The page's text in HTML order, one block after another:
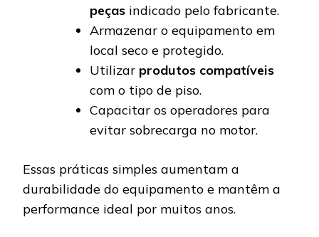
peças indicado pelo fabricante.
Armazenar o equipamento em
local seco e protegido.
Utilizar produtos compatíveis
com o tipo de piso.
Capacitar os operadores para
evitar sobrecarga no motor.
Essas práticas simples aumentam a
durabilidade do equipamento e mantêm a
performance ideal por muitos anos.